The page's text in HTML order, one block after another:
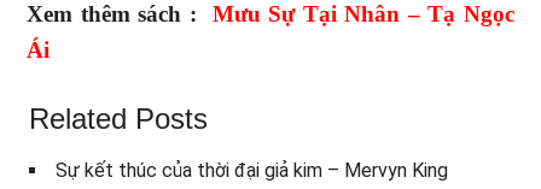
Xem thêm sách : Mưu Sự Tại Nhân – Tạ Ngọc
Ái
Related Posts
Sự kết thúc của thời đại giả kim – Mervyn King